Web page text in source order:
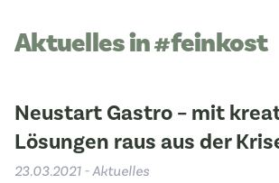
Aktuelles in #feinkost
Neustart Gastro – mit
Lösungen raus aus der
23.03.2021 - Aktuelles